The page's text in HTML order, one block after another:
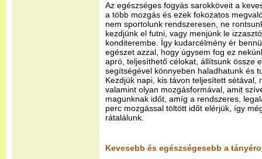
Az egészséges fogyás sarokköveit a
a több mozgás és ezek fokozatos
nem sportolunk rendszeresen, ne
kezdjünk el futni, vagy menjünk le
konditerembe. Így kudarcélmény ér
egészet azzal, hogy úgysem fog ez
apró, teljesíthető célokat, állítsunk össze
segítségével könnyeben haladhatunk és
Kezdjük napi, kis távon teljesített sétával,
valamint olyan mozgásformával, amit
magunknak időt, amíg a rendszeres,
perc mozgással töltött időt elérjük, így
rátalálunk.
Kevesebb és egészségesebb a